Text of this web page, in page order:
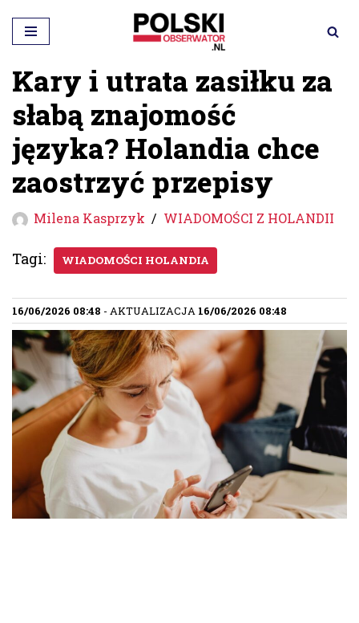
Przejdź
do
treści
Kary i utrata zasiłku za
słabą znajomość
języka? Holandia chce
zaostrzyć przepisy
Milena Kasprzyk WIADOMOŚCI Z HOLANDII
Tagi: WIADOMOŚCI HOLANDIA
16/06/2026 08:48 - AKTUALIZACJA 16/06/2026 08:48